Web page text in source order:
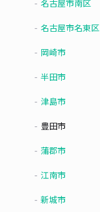
名古屋市南区
名古屋市名東区
岡崎市
半田市
津島市
豊田市
蒲郡市
江南市
新城市